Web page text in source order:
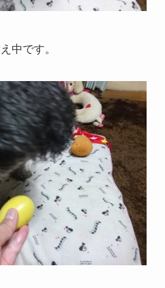
中です。